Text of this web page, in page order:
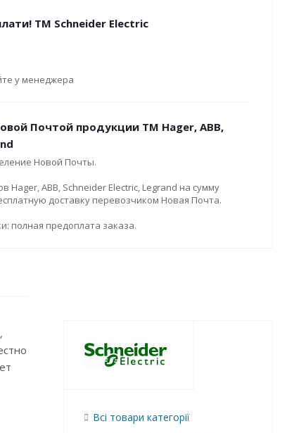
ТМ Schneider Electric
у менеджера
Почтой продукции ТМ Hager, ABB,
Новой Почты.
ABB, Schneider Electric, Legrand на сумму
доставку перевозчиком Новая Почта.
полная предоплата заказа.
Всі товари категорії